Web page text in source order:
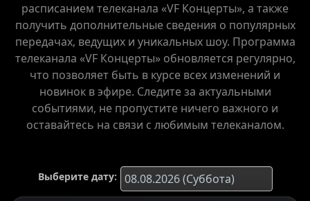
расписанием телеканала «VF Концерты», а также
получить дополнительные сведения о популярных
передачах, ведущих и уникальных шоу. Программа
телеканала «VF Концерты» обновляется регулярно,
что позволяет быть в курсе всех изменений и
новинок в эфире. Следите за актуальными
событиями, не пропустите ничего важного и
оставайтесь на связи с любимым телеканалом.
Выберите дату: